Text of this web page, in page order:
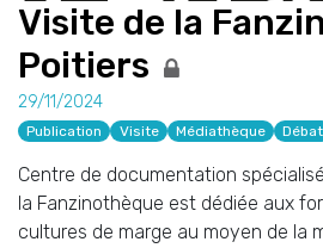
Visite de la
Poitiers
29/11/2024
Publication Visite Médiathèque Débat
Centre de documentation
la Fanzinothèque est dédiée aux
cultures de marge au moyen de la